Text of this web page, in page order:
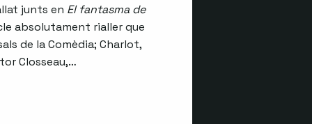
junts en El fantasma de
absolutament rialler que
de la Comèdia; Charlot,
Closseau,…